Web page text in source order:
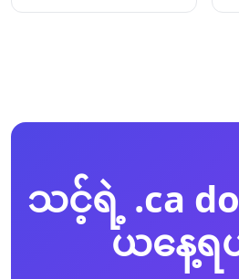
သင့်ရဲ့ .ca
ယနေ့ရ